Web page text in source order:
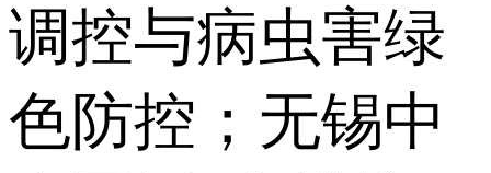
调控与病虫害绿
色防控；无锡中